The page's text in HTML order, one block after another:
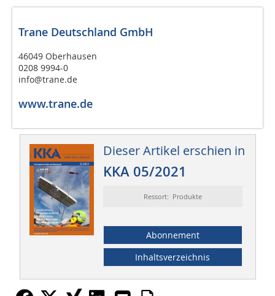
Trane Deutschland GmbH
46049 Oberhausen
0208 9994-0
info@trane.de
www.trane.de
Dieser Artikel erschien in
KKA 05/2021
Ressort: Produkte
Abonnement
Inhaltsverzeichnis